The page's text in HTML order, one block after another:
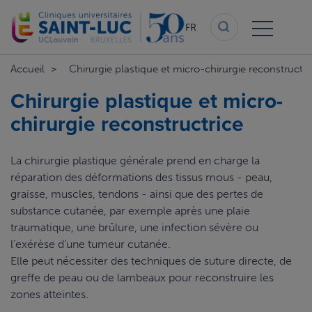
au
contenu
FR
Accueil Chirurgie plastique et micro-chirurgie
Chirurgie plastique et micro-
chirurgie reconstructrice
La chirurgie plastique générale prend en charge la
réparation des déformations des tissus mous - peau,
graisse, muscles, tendons - ainsi que des pertes de
substance cutanée, par exemple après une plaie
traumatique, une brûlure, une infection sévère ou
l’exérèse d’une tumeur cutanée.
Elle peut nécessiter des techniques de suture directe, de
greffe de peau ou de lambeaux pour reconstruire les
zones atteintes.